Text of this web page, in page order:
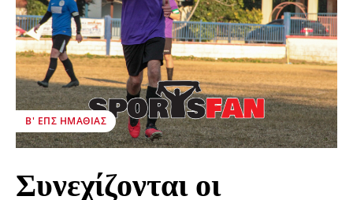
Β' ΕΠΣ ΗΜΑΘΊΑΣ
Συνεχίζονται οι